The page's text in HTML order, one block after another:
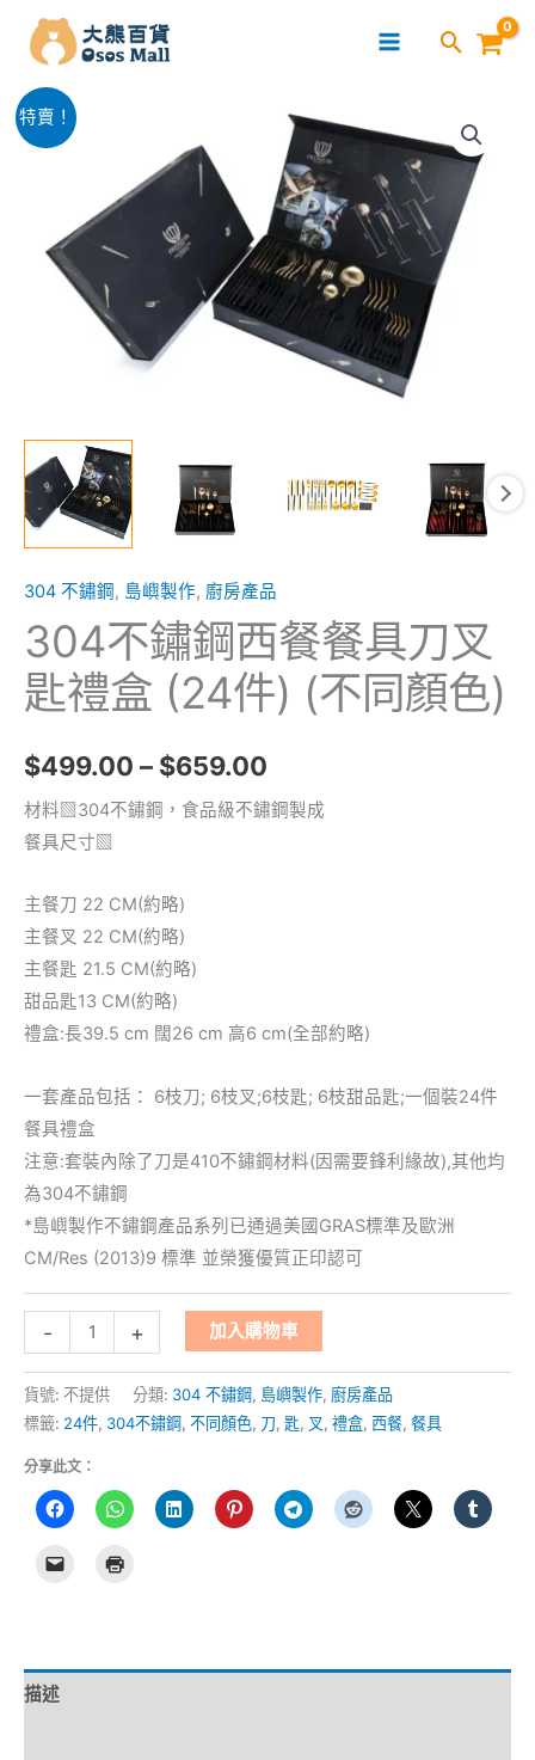
要特賣！
304 不鏽鋼, 島嶼製作, 廚房產品
304不鏽鋼西餐餐具刀叉
匙禮盒 (24件) (不同顏色)
$499.00 – $659.00
價
格
範
圍：
$499.00
到
材料▧304不鏽鋼，食品級不鏽鋼製成
餐具尺寸▧
主餐刀 22 CM(約略)
主餐叉 22 CM(約略)
主餐匙 21.5 CM(約略)
甜品匙13 CM(約略)
禮盒:長39.5 cm 闊26 cm 高6 cm(全部約略)
一套產品包括： 6枝刀; 6枝叉;6枝匙; 6枝甜品匙;一個裝24件
餐具禮盒
注意:套裝內除了刀是410不鏽鋼材料(因需要鋒利緣故),其他均
為304不鏽鋼
*島嶼製作不鏽鋼產品系列已通過美國GRAS標準及歐洲
CM/Res (2013)9 標準 並榮獲優質正印認可
-
304
不
禮
盒
(24
(不
同
顏
色)
量
+ 加入購物車
貨號: 不提供 分類: 304 不鏽鋼, 島嶼製作, 廚房產品
標籤: 24件, 304不鏽鋼, 不同顏色, 刀, 匙, 叉, 禮盒, 西餐, 餐具
分享此文：
描述